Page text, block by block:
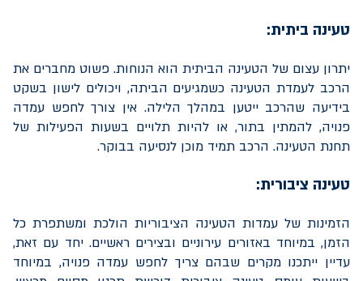
טעינה ביתית:
יתרון עצום של הטעינה הביתית הוא הנוחות. פשוט מחברים את
הרכב לעמדת הטעינה כשמגיעים הביתה, ויכולים לישון בשקט
בידיעה שהרכב ייטען במהלך הלילה. אין צורך לחפש עמדה
פנויה, להמתין בתור, או להיות תלויים בשעות הפעילות של
תחנת הטעינה. הרכב תמיד מוכן לנסיעה בבוקר.
טעינה ציבורית:
הזמינות של עמדות הטעינה הציבוריות הולכת ומשתפרת כל
הזמן, במיוחד באזורים עירוניים ובצירים ראשיים. יחד עם זאת,
עדיין ייתכנו מקרים שבהם צריך לחפש עמדה פנויה, במיוחד